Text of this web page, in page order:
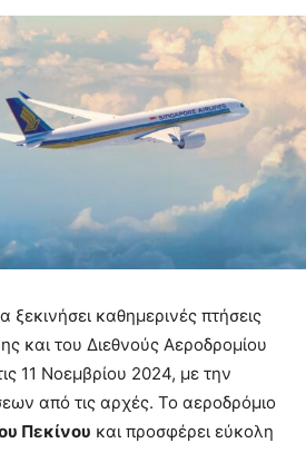
καθημερινές πτήσεις
και του Διεθνούς Αεροδρομίου
11 Νοεμβρίου 2024, με την
από τις αρχές. Το αεροδρόμιο
Πεκίνου και προσφέρει εύκολη